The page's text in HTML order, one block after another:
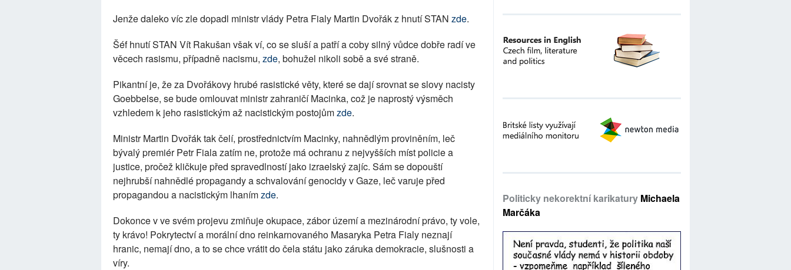
Jenže daleko víc zle dopadl ministr vlády Petra Fialy Martin Dvořák z hnutí STAN zde.
Šéf hnutí STAN Vít Rakušan však ví, co se sluší a patří a coby silný vůdce dobře radí ve
věcech rasismu, případně nacismu, zde, bohužel nikoli sobě a své straně.
Pikantní je, že za Dvořákovy hrubé rasistické věty, které se dají srovnat se slovy nacisty
Goebbelse, se bude omlouvat ministr zahraničí Macinka, což je naprostý výsměch
vzhledem k jeho rasistickým až nacistickým postojůmzde.
Ministr Martin Dvořák tak čelí, prostřednictvím Macinky, nahnědlým proviněním, leč
bývalý premiér Petr Fiala zatím ne, protože má ochranu z nejvyšších míst policie a
justice, pročež kličkuje před spravedlností jako izraelský zajíc. Sám se dopouští
nejhrubší nahnědlé propagandy a schvalování genocidy v Gaze, leč varuje před
propagandou a nacistickým lhanímzde.
Dokonce v ve svém projevu zmiňuje okupace, zábor území a mezinárodní právo, ty vole,
ty krávo! Pokrytectví a morální dno reinkarnovaného Masaryka Petra Fialy neznají
hranic, nemají dno, a to se chce vrátit do čela státu jako záruka demokracie, slušnosti a
víry.
Politicky nekorektní karikatury Michaela
Marčáka